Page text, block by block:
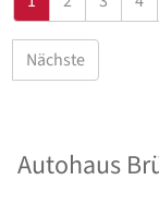
Nächste
Autohaus